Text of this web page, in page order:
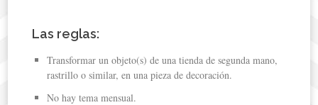
Las reglas:
Transformar un objeto(s) de una tienda de segunda mano,
rastrillo o similar, en una pieza de decoración.
No hay tema mensual.